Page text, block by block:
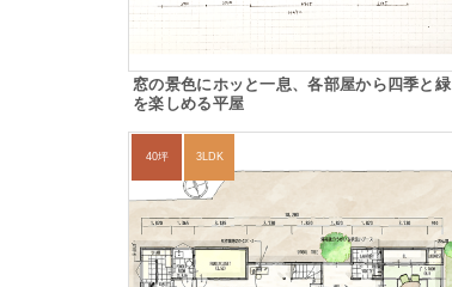
窓の景色にホッと一息、各部屋から四季と緑
を楽しめる平屋
40坪 3LDK